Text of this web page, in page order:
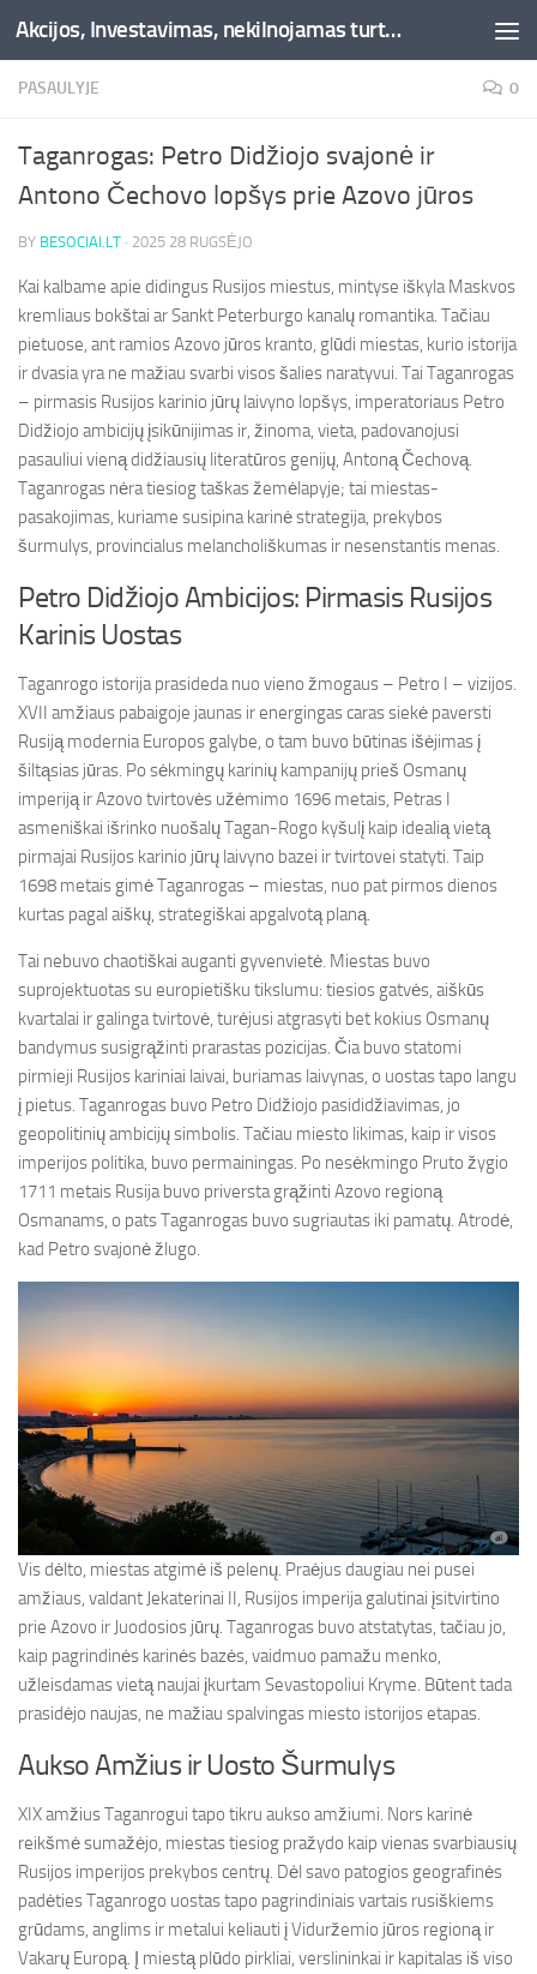
Skip to content Akcijos, Investavimas, nekilnojamas turtas, kriptovaliutos - Besociai.lt
PASAULYJE 0
Taganrogas: Petro Didžiojo svajonė ir
Antono Čechovo lopšys prie Azovo jūros
BY BESOCIAI.LT · 2025 28 RUGSĖJO
Kai kalbame apie didingus Rusijos miestus, mintyse iškyla Maskvos
kremliaus bokštai ar Sankt Peterburgo kanalų romantika. Tačiau
pietuose, ant ramios Azovo jūros kranto, glūdi miestas, kurio istorija
ir dvasia yra ne mažiau svarbi visos šalies naratyvui. Tai Taganrogas
– pirmasis Rusijos karinio jūrų laivyno lopšys, imperatoriaus Petro
Didžiojo ambicijų įsikūnijimas ir, žinoma, vieta, padovanojusi
pasauliui vieną didžiausių literatūros genijų, Antoną Čechovą.
Taganrogas nėra tiesiog taškas žemėlapyje; tai miestas-
pasakojimas, kuriame susipina karinė strategija, prekybos
šurmulys, provincialus melancholiškumas ir nesenstantis menas.
Petro Didžiojo Ambicijos: Pirmasis Rusijos
Karinis Uostas
Taganrogo istorija prasideda nuo vieno žmogaus – Petro I – vizijos.
XVII amžiaus pabaigoje jaunas ir energingas caras siekė paversti
Rusiją modernia Europos galybe, o tam buvo būtinas išėjimas į
šiltąsias jūras. Po sėkmingų karinių kampanijų prieš Osmanų
imperiją ir Azovo tvirtovės užėmimo 1696 metais, Petras I
asmeniškai išrinko nuošalų Tagan-Rogo kyšulį kaip idealią vietą
pirmajai Rusijos karinio jūrų laivyno bazei ir tvirtovei statyti. Taip
1698 metais gimė Taganrogas – miestas, nuo pat pirmos dienos
kurtas pagal aiškų, strategiškai apgalvotą planą.
Tai nebuvo chaotiškai auganti gyvenvietė. Miestas buvo
suprojektuotas su europietišku tikslumu: tiesios gatvės, aiškūs
kvartalai ir galinga tvirtovė, turėjusi atgrasyti bet kokius Osmanų
bandymus susigrąžinti prarastas pozicijas. Čia buvo statomi
pirmieji Rusijos kariniai laivai, buriamas laivynas, o uostas tapo langu
į pietus. Taganrogas buvo Petro Didžiojo pasididžiavimas, jo
geopolitinių ambicijų simbolis. Tačiau miesto likimas, kaip ir visos
imperijos politika, buvo permainingas. Po nesėkmingo Pruto žygio
1711 metais Rusija buvo priversta grąžinti Azovo regioną
Osmanams, o pats Taganrogas buvo sugriautas iki pamatų. Atrodė,
kad Petro svajonė žlugo.
Vis dėlto, miestas atgimė iš pelenų. Praėjus daugiau nei pusei
amžiaus, valdant Jekaterinai II, Rusijos imperija galutinai įsitvirtino
prie Azovo ir Juodosios jūrų. Taganrogas buvo atstatytas, tačiau jo,
kaip pagrindinės karinės bazės, vaidmuo pamažu menko,
užleisdamas vietą naujai įkurtam Sevastopoliui Kryme. Būtent tada
prasidėjo naujas, ne mažiau spalvingas miesto istorijos etapas.
Aukso Amžius ir Uosto Šurmulys
XIX amžius Taganrogui tapo tikru aukso amžiumi. Nors karinė
reikšmė sumažėjo, miestas tiesiog pražydo kaip vienas svarbiausių
Rusijos imperijos prekybos centrų. Dėl savo patogios geografinės
padėties Taganrogo uostas tapo pagrindiniais vartais rusiškiems
grūdams, anglims ir metalui keliauti į Viduržemio jūros regioną ir
Vakarų Europą. Į miestą plūdo pirkliai, verslininkai ir kapitalas iš viso